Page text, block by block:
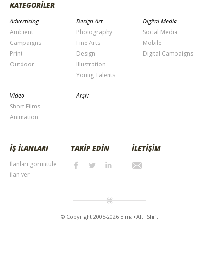
KATEGORİLER
Advertising
Ambient
Campaigns
Print
Outdoor
Design Art
Photography
Fine Arts
Design
Illustration
Young Talents
Digital Media
Social Media
Mobile
Digital Campaigns
Video
Short Films
Animation
Arşiv
İŞ İLANLARI
İlanları görüntüle
İlan ver
TAKİP EDİN İLETİŞİM
© Copyright 2005-2026 Elma+Alt+Shift